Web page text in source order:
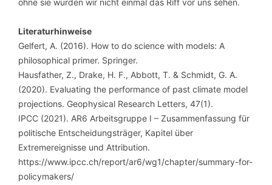
ohne sie würden wir nicht einmal das Riff vor uns sehen.
Literaturhinweise
Gelfert, A. (2016). How to do science with models: A
philosophical primer. Springer.
Hausfather, Z., Drake, H. F., Abbott, T. & Schmidt, G. A.
(2020). Evaluating the performance of past climate model
projections. Geophysical Research Letters, 47(1).
IPCC (2021). AR6 Arbeitsgruppe I – Zusammenfassung für
politische Entscheidungsträger, Kapitel über
Extremereignisse und Attribution.
https://www.ipcc.ch/report/ar6/wg1/chapter/summary-for-
policymakers/